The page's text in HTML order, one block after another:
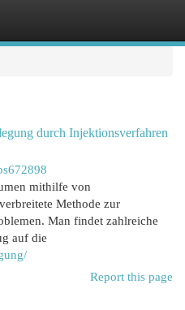
durch Injektionsverfahren
mithilfe von
Methode zur
Man findet zahlreiche
auf die
Report this page